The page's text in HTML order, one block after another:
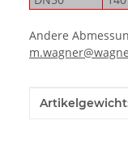
Andere
Wert